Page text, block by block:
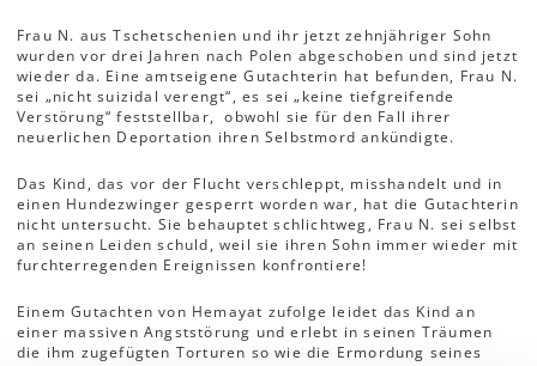
Frau N. aus Tschetschenien und ihr jetzt zehnjähriger Sohn
wurden vor drei Jahren nach Polen abgeschoben und sind jetzt
wieder da. Eine amtseigene Gutachterin hat befunden, Frau N.
sei „nicht suizidal verengt“, es sei „keine tiefgreifende
Verstörung“ feststellbar, obwohl sie für den Fall ihrer
neuerlichen Deportation ihren Selbstmord ankündigte.
Das Kind, das vor der Flucht verschleppt, misshandelt und in
einen Hundezwinger gesperrt worden war, hat die Gutachterin
nicht untersucht. Sie behauptet schlichtweg, Frau N. sei selbst
an seinen Leiden schuld, weil sie ihren Sohn immer wieder mit
furchterregenden Ereignissen konfrontiere!
Einem Gutachten von Hemayat zufolge leidet das Kind an
einer massiven Angststörung und erlebt in seinen Träumen
die ihm zugefügten Torturen so wie die Ermordung seines